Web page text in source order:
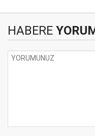
HABERE